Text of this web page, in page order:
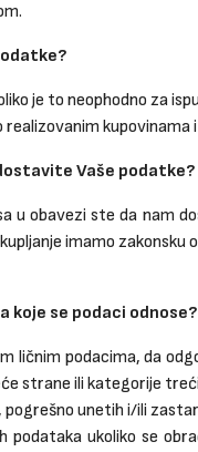
je to neophodno za
realizovanim
Vaše podatke?
u obavezi ste da nam
imamo
koje se podaci odnose?
ličnim podacima, da
strane ili kategorije
unetih i/ili
podataka ukoliko se